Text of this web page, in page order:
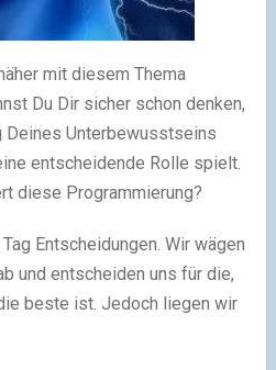
mit diesem Thema
Du Dir sicher schon denken,
Deines Unterbewusstseins
entscheidende Rolle spielt.
diese Programmierung?
Entscheidungen. Wir wägen
und entscheiden uns für die,
beste ist. Jedoch liegen wir